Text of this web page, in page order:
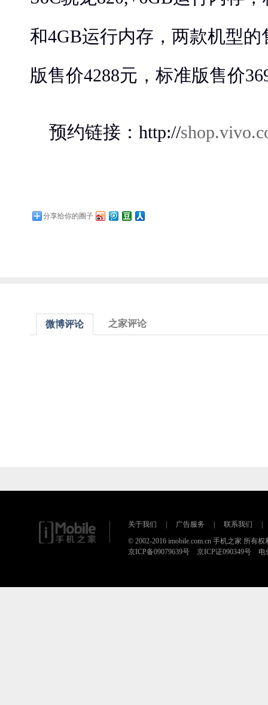
和4GB运行内存，两款机型
版售价4288元，标准版售价
预约链接：http://
分享给你的圈子
微博评论 之家评论
关于我们 广告服务 联系我们
© 2002-2016 imobile.com.cn 手机之家 所有权
京ICP备09079639号 京ICP证090349号 电